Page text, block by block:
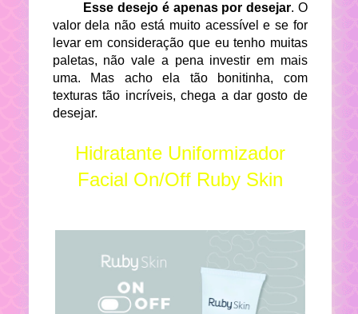
Esse desejo é apenas por desejar. O
valor dela não está muito acessível e se for
levar em consideração que eu tenho muitas
paletas, não vale a pena investir em mais
uma. Mas acho ela tão bonitinha, com
texturas tão incríveis, chega a dar gosto de
desejar.
Hidratante Uniformizador
Facial On/Off Ruby Skin